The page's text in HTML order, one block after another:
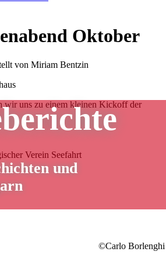
und
©Carlo Borlenghi
Oktober
von Miriam Bentzin
wir uns zu einem kleinen Kickoff der
Verein Seefahrt